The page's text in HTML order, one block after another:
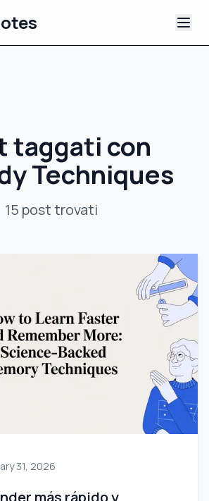
Appunti Video IA
Tutorial
taggati con
Techniques
15 posttrovati
31, 2026
más rápido y